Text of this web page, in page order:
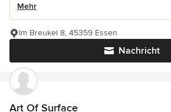
Mehr
Nachricht
Im Breukel 8, 45359 Essen
Art Of Surface